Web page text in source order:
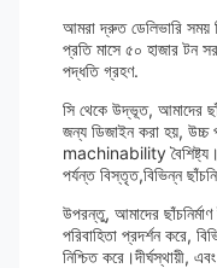
আমরা দ্রুত ডেলিভারি সময়
প্রতি মাসে ৫০ হাজার টন
পদ্ধতি গ্রহণ.
সি থেকে উদ্ভূত, আমাদের
জন্য ডিজাইন করা হয়, উচ্চ
machinability
পর্যন্ত বিস্তৃত,বিভিন্ন
উপরন্তু, আমাদের
পরিবাহিতা প্রদর্শন করে,
নিশ্চিত করে।দীর্ঘস্থায়ী,